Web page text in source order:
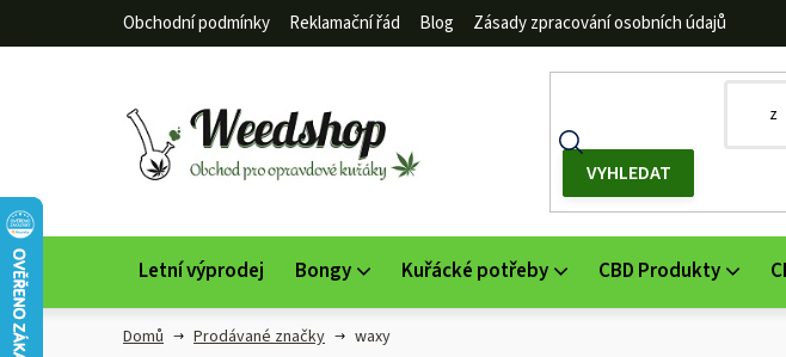
Obchodní podmínky Reklamační řád Blog Zásady zpracování osobních údajů
Letní výprodej Bongy Kuřácké potřeby CBD Produkty
Domů Prodávané značky waxy